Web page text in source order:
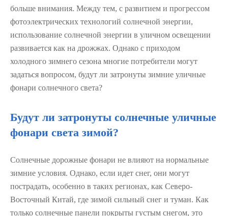
больше внимания. Между тем, с развитием и прогрессом
фотоэлектрических технологий солнечной энергии,
использование солнечной энергии в уличном освещении
развивается как на дрожжах. Однако с приходом
холодного зимнего сезона многие потребители могут
задаться вопросом, будут ли затронуты зимние уличные
фонари солнечного света?
Будут ли затронуты солнечные уличные
фонари света зимой?
Солнечные дорожные фонари не влияют на нормальные
зимние условия. Однако, если идет снег, они могут
пострадать, особенно в таких регионах, как Северо-
Восточный Китай, где зимой сильный снег и туман. Как
только солнечные панели покрыты густым снегом, это